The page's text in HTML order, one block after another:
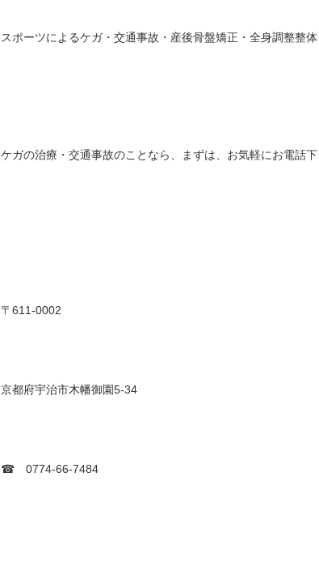
スポーツによるケガ・交通事故・産後骨盤矯正・全身調整整体
ケガの治療・交通事故のことなら、まずは、お気軽にお電話
〒 611-0002
京都府宇治市木幡御園5-34
☎ 0774-66-7484